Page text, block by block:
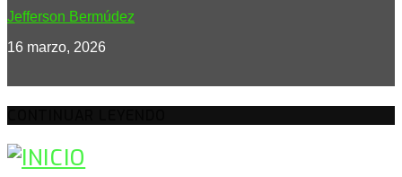
Jefferson Bermúdez
16 marzo, 2026